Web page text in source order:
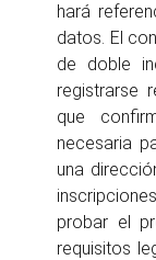
hará
datos. El
de doble
registrarse
que
necesaria
una
probar el
requisitos